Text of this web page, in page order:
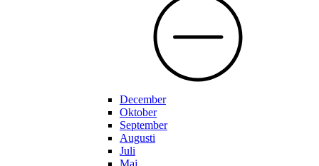
December
Oktober
September
Augusti
Juli
Maj